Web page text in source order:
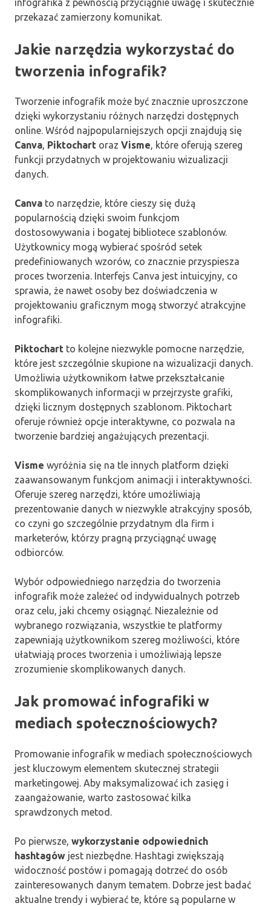
przekazać zamierzony komunikat.
Jakie narzędzia wykorzystać do
tworzenia infografik?
Tworzenie infografik może być znacznie uproszczone
dzięki wykorzystaniu różnych narzędzi dostępnych
online. Wśród najpopularniejszych opcji znajdują się
Canva, Piktochart oraz Visme, które oferują szereg
funkcji przydatnych w projektowaniu wizualizacji
danych.
Canva to narzędzie, które cieszy się dużą
popularnością dzięki swoim funkcjom
dostosowywania i bogatej bibliotece szablonów.
Użytkownicy mogą wybierać spośród setek
predefiniowanych wzorów, co znacznie przyspiesza
proces tworzenia. Interfejs Canva jest intuicyjny, co
sprawia, że nawet osoby bez doświadczenia w
projektowaniu graficznym mogą stworzyć atrakcyjne
infografiki.
Piktochart to kolejne niezwykle pomocne narzędzie,
które jest szczególnie skupione na wizualizacji danych.
Umożliwia użytkownikom łatwe przekształcanie
skomplikowanych informacji w przejrzyste grafiki,
dzięki licznym dostępnych szablonom. Piktochart
oferuje również opcje interaktywne, co pozwala na
tworzenie bardziej angażujących prezentacji.
Visme wyróżnia się na tle innych platform dzięki
zaawansowanym funkcjom animacji i interaktywności.
Oferuje szereg narzędzi, które umożliwiają
prezentowanie danych w niezwykle atrakcyjny sposób,
co czyni go szczególnie przydatnym dla firm i
marketerów, którzy pragną przyciągnąć uwagę
odbiorców.
Wybór odpowiedniego narzędzia do tworzenia
infografik może zależeć od indywidualnych potrzeb
oraz celu, jaki chcemy osiągnąć. Niezależnie od
wybranego rozwiązania, wszystkie te platformy
zapewniają użytkownikom szereg możliwości, które
ułatwiają proces tworzenia i umożliwiają lepsze
zrozumienie skomplikowanych danych.
Jak promować infografiki w
mediach społecznościowych?
Promowanie infografik w mediach społecznościowych
jest kluczowym elementem skutecznej strategii
marketingowej. Aby maksymalizować ich zasięg i
zaangażowanie, warto zastosować kilka
sprawdzonych metod.
Po pierwsze, wykorzystanie odpowiednich
hashtagów jest niezbędne. Hashtagi zwiększają
widoczność postów i pomagają dotrzeć do osób
zainteresowanych danym tematem. Dobrze jest badać
aktualne trendy i wybierać te, które są popularne w